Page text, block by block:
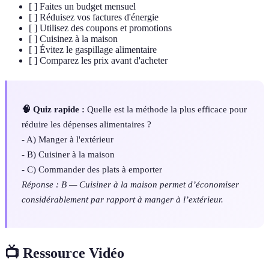
[ ] Faites un budget mensuel
[ ] Réduisez vos factures d'énergie
[ ] Utilisez des coupons et promotions
[ ] Cuisinez à la maison
[ ] Évitez le gaspillage alimentaire
[ ] Comparez les prix avant d'acheter
🧠 Quiz rapide : Quelle est la méthode la plus efficace pour
réduire les dépenses alimentaires ?
- A) Manger à l'extérieur
- B) Cuisiner à la maison
- C) Commander des plats à emporter
Réponse : B — Cuisiner à la maison permet d’économiser
considérablement par rapport à manger à l’extérieur.
📺 Ressource Vidéo